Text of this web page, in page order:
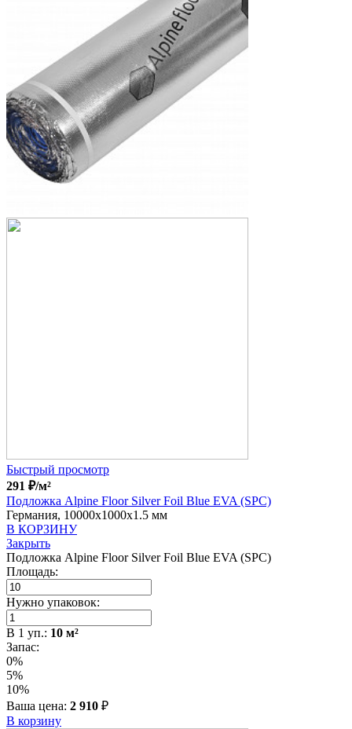
Быстрый просмотр
291 ₽/м²
Подложка Alpine Floor Silver Foil Blue EVA (SPC)
Германия, 10000x1000x1.5 мм
В КОРЗИНУ
Закрыть
Подложка Alpine Floor Silver Foil Blue EVA (SPC)
Площадь:
Нужно упаковок:
В 1 уп.: 10 м²
Запас:
0%
5%
10%
Ваша цена: 2 910 ₽
В корзину